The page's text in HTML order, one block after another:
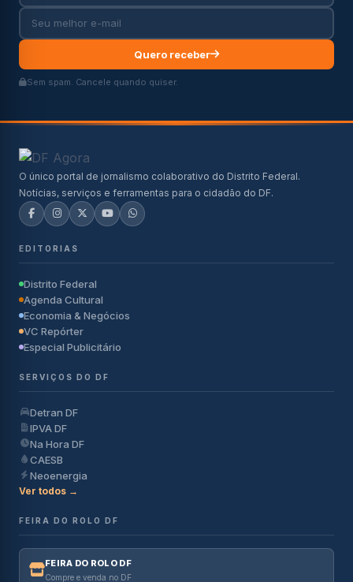
Quero receber
Sem spam. Cancele quando quiser.
O único portal de jornalismo colaborativo do Distrito Federal.
Notícias, serviços e ferramentas para o cidadão do DF.
EDITORIAS
Distrito Federal
Agenda Cultural
Economia & Negócios
VC Repórter
Especial Publicitário
SERVIÇOS DO DF
Detran DF
IPVA DF
Na Hora DF
CAESB
Neoenergia
Ver todos →
FEIRA DO ROLO DF
FEIRA DO ROLO DF
Compre e venda no DF